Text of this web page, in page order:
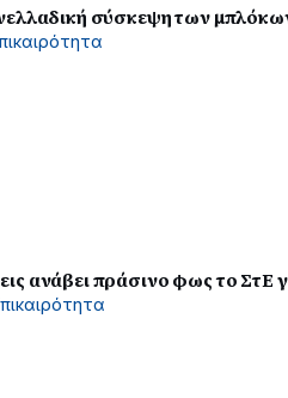
σύσκεψη των
ανάβει πράσινο φως το ΣτΕ